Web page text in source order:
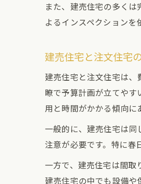
また、建売住宅の多く
よるインスペクションを
建売住宅と注文住宅
建売住宅と注文住宅は
瞭で予算計画が立てや
用と時間がかかる傾向に
一般的に、建売住宅は
注意が必要です。特に春
一方で、建売住宅は間取
建売住宅の中でも設備